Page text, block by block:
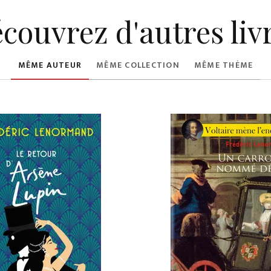
d'autres
MÊME AUTEUR MÊME COLLECTION MÊME THÈME